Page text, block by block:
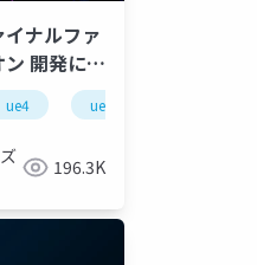
ue-m&eue-mobile
ナルファ
開発にお
ue4 ue-optimize
196.3K